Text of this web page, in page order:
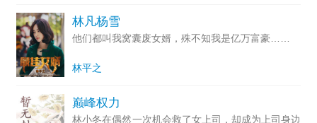
林凡杨雪
他们都叫我窝囊废女婿，殊不知我是亿万富豪……
林平之
巅峰权力
林小冬在偶然一次机会救了女上司，却成为上司身边